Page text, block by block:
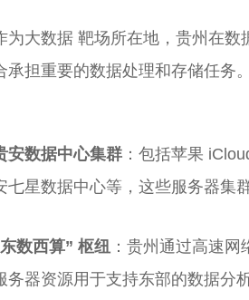
为大数据 靶场所在地，贵州在
承担重要的数据处理和存储任务。
安数据中心集群 ：包括苹果
七星数据中心等，这些服务器集
数西算” 枢纽 ：贵州通过高速
务器资源用于支持东部的数据分